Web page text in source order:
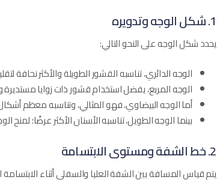
1. شكل الوجه وتدويره
يحدد شكل الوجه على النحو التالي:
الوجه الدائري، تناسبه القشور الطويلة والأكثر نحافة
الوجه المربع، يفضل استخدام قشور ذات زوايا
أما الوجه البيضاوي، فهو المثالي، وتناسبه معظم
بينما الوجه الطويل، تناسبه الأسنان الأكثر عرضًا؛ لمنح
2. خط الشفة ومستوى الابتسامة
يتم قياس المسافة بين الشفة العليا والسفلى أثناء الابتسامة